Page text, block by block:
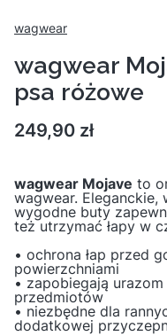
wagwear
wagwear
psa różowe
Cena
249,90 zł
wagwear Mojave to
wagwear. Eleganckie,
wygodne buty
też utrzymać łapy w
• ochrona łap przed
powierzchniami
• zapobiegają
przedmiotów
• niezbędne dla
dodatkowej